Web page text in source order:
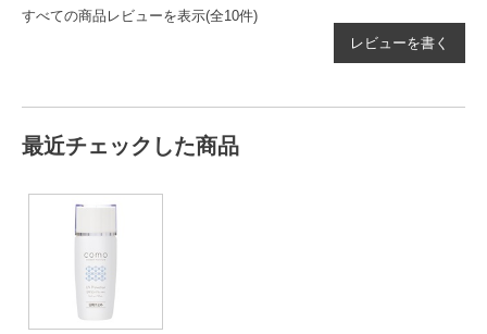
すべての商品レビューを表示(全10件)
レビューを書く
最近チェックした商品